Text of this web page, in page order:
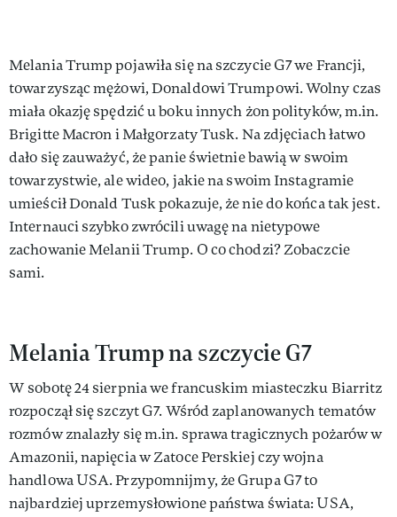
Melania Trump pojawiła się na szczycie G7 we Francji,
towarzysząc mężowi, Donaldowi Trumpowi. Wolny czas
miała okazję spędzić u boku innych żon polityków, m.in.
Brigitte Macron i Małgorzaty Tusk. Na zdjęciach łatwo
dało się zauważyć, że panie świetnie bawią w swoim
towarzystwie, ale wideo, jakie na swoim Instagramie
umieścił Donald Tusk pokazuje, że nie do końca tak jest.
Internauci szybko zwrócili uwagę na nietypowe
zachowanie Melanii Trump. O co chodzi? Zobaczcie
sami.
Melania Trump na szczycie G7
W sobotę 24 sierpnia we francuskim miasteczku Biarritz
rozpoczął się szczyt G7. Wśród zaplanowanych tematów
rozmów znalazły się m.in. sprawa tragicznych pożarów w
Amazonii, napięcia w Zatoce Perskiej czy wojna
handlowa USA. Przypomnijmy, że Grupa G7 to
najbardziej uprzemysłowione państwa świata: USA,